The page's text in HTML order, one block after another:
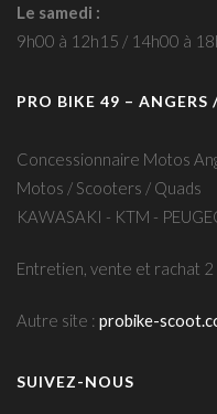
Le samedi :
9h00 à 12h15 / 14h00 à
PRO BIKE 49 – ANGERS
Concessionnaire Motos
Motos / Scooters / Quads
KAWASAKI - KTM -
Entretien, vente et rachat
Autre site : probike-
SUIVEZ-NOUS